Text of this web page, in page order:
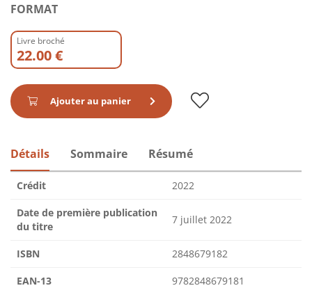
FORMAT
Livre broché
22.00 €
Ajouter au panier
Détails Sommaire Résumé
Crédit 2022
Date de première publication
du titre
7 juillet 2022
ISBN 2848679182
EAN-13 9782848679181